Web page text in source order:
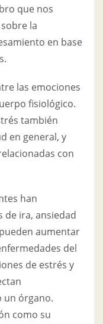
que nos
la
en base
las emociones
fisiológico.
también
en general, y
con
han
de ira, ansiedad
aumentar
del
de estrés y
un órgano.
como su